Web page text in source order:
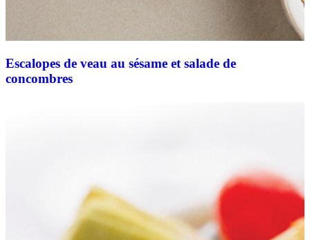
Escalopes de veau au sésame et salade de
concombres